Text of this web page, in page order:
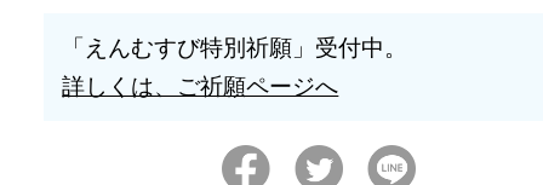
「えんむすび特別祈願」受付中。
詳しくは、ご祈願ページへ